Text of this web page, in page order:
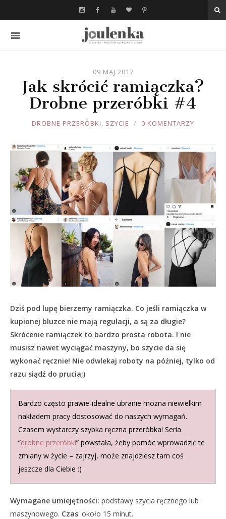
09 MAJ 2017
Jak skrócić ramiączka?
Drobne przeróbki #4
JOULE
DROBNE PRZERÓBKI, SZYCIE 0 KOMENTARZY
Dziś pod lupę bierzemy ramiączka. Co jeśli ramiączka w
kupionej bluzce nie mają regulacji, a są za długie?
Skrócenie ramiączek to bardzo prosta robota. I nie
musisz nawet wyciągać maszyny, bo szycie da się
wykonać ręcznie! Nie odwlekaj roboty na później, tylko od
razu siądź do prucia;)
Bardzo często prawie-idealne ubranie można niewielkim
nakładem pracy dostosować do naszych wymagań.
Czasem wystarczy szybka ręczna przeróbka! Seria
“drobne przeróbki” powstała, żeby pomóc wprowadzić te
zmiany w życie – zajrzyj, może znajdziesz tam coś
jeszcze dla Ciebie :)
Wymagane umiejętności: podstawy szycia ręcznego lub
maszynowego. Czas: około 15 minut.